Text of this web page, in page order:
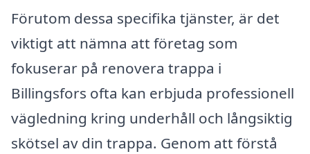
Förutom dessa specifika tjänster, är det
viktigt att nämna att företag som
fokuserar på renovera trappa i
Billingsfors ofta kan erbjuda professionell
vägledning kring underhåll och långsiktig
skötsel av din trappa. Genom att förstå